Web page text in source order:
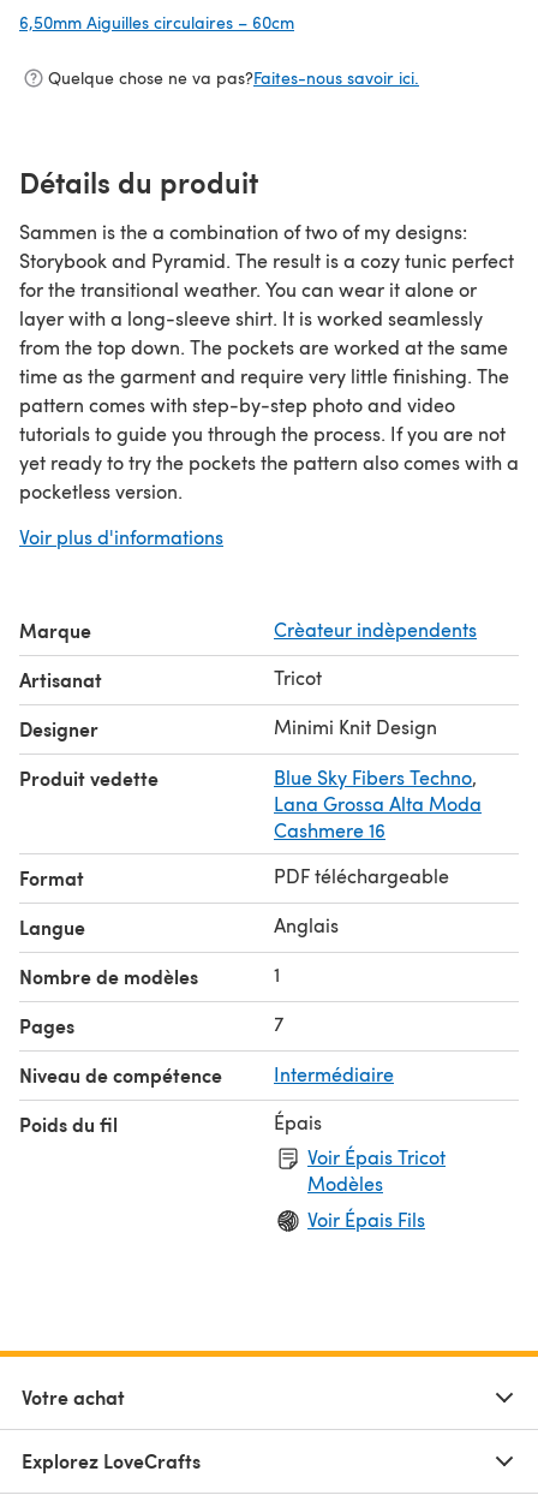
6,50mm Aiguilles circulaires – 60cm
Quelque chose ne va pas?Faites-nous savoir ici.
Détails du produit
Sammen is the a combination of two of my designs:
Storybook and Pyramid. The result is a cozy tunic perfect
for the transitional weather. You can wear it alone or
layer with a long-sleeve shirt. It is worked seamlessly
from the top down. The pockets are worked at the same
time as the garment and require very little finishing. The
pattern comes with step-by-step photo and video
tutorials to guide you through the process. If you are not
yet ready to try the pockets the pattern also comes with a
pocketless version.
finished bust size ranging from 84 cm / 33 inches to 156
in both centimeters and inches.
The sample was knit in Gepard Puf. Substitute yarns are
shown below.
Voir plus d'informations
Marque Crèateur indèpendents
Artisanat Tricot
Designer Minimi Knit Design
Produit vedette Blue Sky Fibers Techno,
Lana Grossa Alta Moda
Cashmere 16
Format PDF téléchargeable
Langue Anglais
Nombre de modèles 1
Pages 7
Niveau de compétence Intermédiaire
Poids du fil
Épais
Voir Épais Tricot
Modèles
Voir Épais Fils
Votre achat
Explorez LoveCrafts